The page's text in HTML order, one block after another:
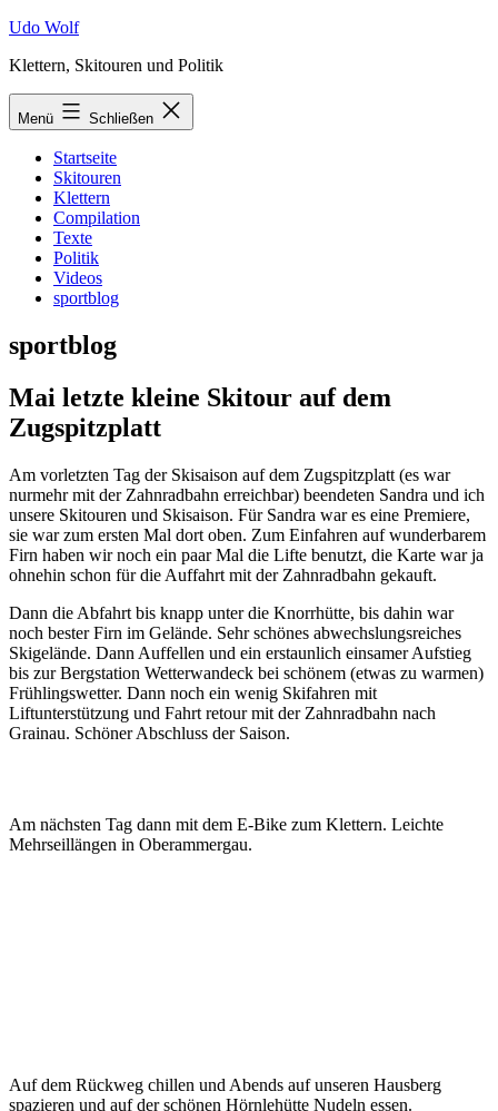
Zum
springen
Udo Wolf
Klettern, Skitouren und Politik
Menü Schließen
Startseite
Skitouren
Klettern
Compilation
Texte
Politik
Videos
sportblog
sportblog
Mai letzte kleine Skitour auf dem
Zugspitzplatt
Am vorletzten Tag der Skisaison auf dem Zugspitzplatt (es war
nurmehr mit der Zahnradbahn erreichbar) beendeten Sandra und ich
unsere Skitouren und Skisaison. Für Sandra war es eine Premiere,
sie war zum ersten Mal dort oben. Zum Einfahren auf wunderbarem
Firn haben wir noch ein paar Mal die Lifte benutzt, die Karte war ja
ohnehin schon für die Auffahrt mit der Zahnradbahn gekauft.
Dann die Abfahrt bis knapp unter die Knorrhütte, bis dahin war
noch bester Firn im Gelände. Sehr schönes abwechslungsreiches
Skigelände. Dann Auffellen und ein erstaunlich einsamer Aufstieg
bis zur Bergstation Wetterwandeck bei schönem (etwas zu warmen)
Frühlingswetter. Dann noch ein wenig Skifahren mit
Liftunterstützung und Fahrt retour mit der Zahnradbahn nach
Grainau. Schöner Abschluss der Saison.
Am nächsten Tag dann mit dem E-Bike zum Klettern. Leichte
Mehrseillängen in Oberammergau.
Auf dem Rückweg chillen und Abends auf unseren Hausberg
spazieren und auf der schönen Hörnlehütte Nudeln essen.